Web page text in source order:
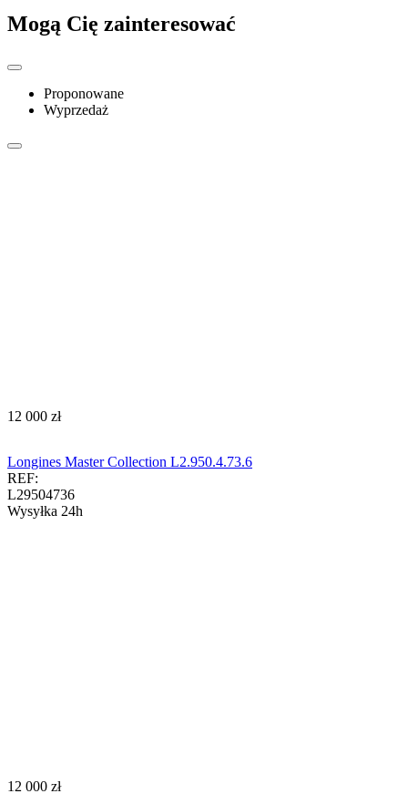
Mogą Cię zainteresować
Proponowane
Wyprzedaż
‍12 000‍ zł
Longines Master Collection L2.950.4.73.6
REF:
L29504736
Wysyłka 24h
‍12 000‍ zł